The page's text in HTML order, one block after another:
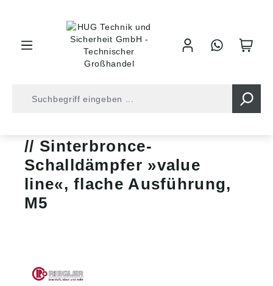
Sinterbronce-
Schalldämpfer »value
line«, flache Ausführung,
M5